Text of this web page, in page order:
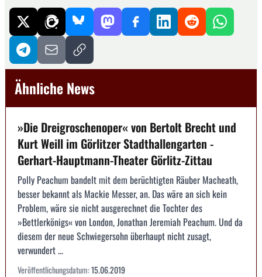
Ähnliche News
»Die Dreigroschenoper« von Bertolt Brecht und
Kurt Weill im Görlitzer Stadthallengarten -
Gerhart-Hauptmann-Theater Görlitz-Zittau
Polly Peachum bandelt mit dem berüchtigten Räuber Macheath,
besser bekannt als Mackie Messer, an. Das wäre an sich kein
Problem, wäre sie nicht ausgerechnet die Tochter des
»Bettlerkönigs« von London, Jonathan Jeremiah Peachum. Und da
diesem der neue Schwiegersohn überhaupt nicht zusagt,
verwundert ...
Veröffentlichungsdatum:15.06.2019